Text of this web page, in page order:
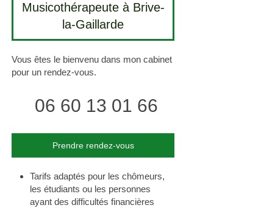
Musicothérapeute à Brive-
la-Gaillarde
Vous êtes le bienvenu dans mon cabinet
pour un rendez-vous.
06 60 13 01 66
Prendre rendez-vous
Tarifs adaptés pour les chômeurs,
les étudiants ou les personnes
ayant des difficultés financières